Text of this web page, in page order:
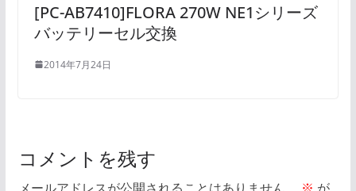
[PC-AB7410]FLORA 270W NE1シリーズ
バッテリーセル交換
2014年7月24日
コメントを残す